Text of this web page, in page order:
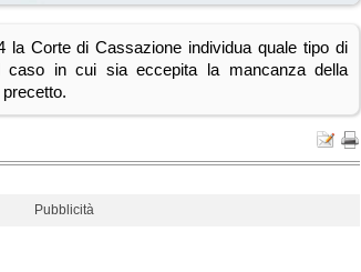
la Corte di Cassazione individua quale tipo di
caso in cui sia eccepita la mancanza della
Pubblicità